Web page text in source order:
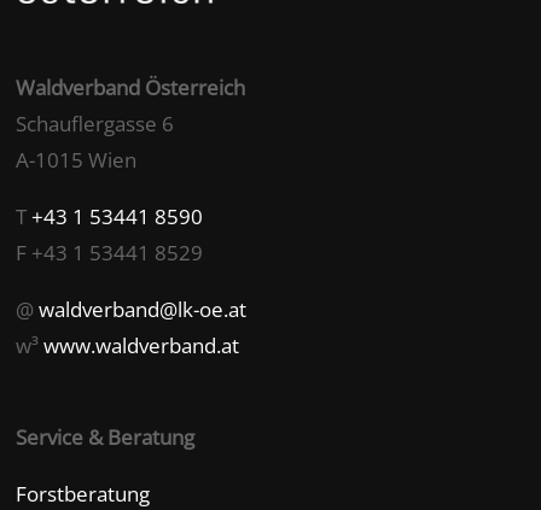
Waldverband Österreich
Schauflergasse 6
A-1015 Wien
T+43 1 53441 8590
F +43 1 53441 8529
@waldverband@lk-oe.at
w³www.waldverband.at
Service & Beratung
Forstberatung